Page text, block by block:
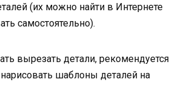
(их можно найти в Интернете
самостоятельно).
вырезать детали, рекомендуется
нарисовать шаблоны деталей на